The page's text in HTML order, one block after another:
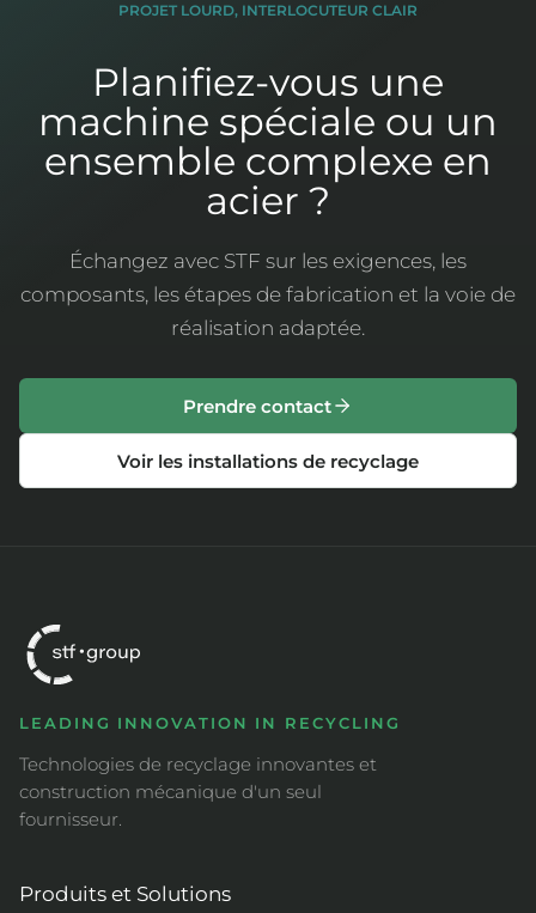
PROJET LOURD, INTERLOCUTEUR CLAIR
Planifiez-vous une
machine spéciale ou un
ensemble complexe en
acier ?
Échangez avec STF sur les exigences, les
composants, les étapes de fabrication et la voie de
réalisation adaptée.
Prendre contact
Voir les installations de recyclage
LEADING INNOVATION IN RECYCLING
Technologies de recyclage innovantes et
construction mécanique d'un seul
fournisseur.
Produits et Solutions